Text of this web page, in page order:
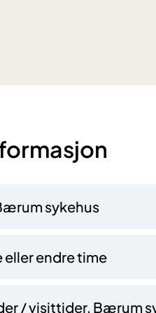
sykehus
eller endre time
/ visittider, Bærum